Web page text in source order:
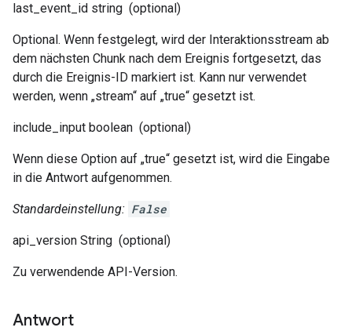
last_event_id string (optional)
Optional. Wenn festgelegt, wird der Interaktionsstream ab
dem nächsten Chunk nach dem Ereignis fortgesetzt, das
durch die Ereignis-ID markiert ist. Kann nur verwendet
werden, wenn „stream“ auf „true“ gesetzt ist.
include_input boolean (optional)
Wenn diese Option auf „true“ gesetzt ist, wird die Eingabe
in die Antwort aufgenommen.
Standardeinstellung: False
api_version String (optional)
Zu verwendende API-Version.
Antwort